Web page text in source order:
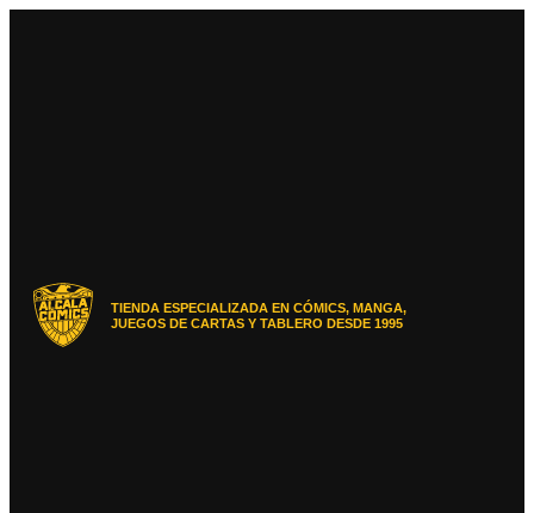
TIENDA ESPECIALIZADA EN CÓMICS, MANGA,
JUEGOS DE CARTAS Y TABLERO DESDE 1995